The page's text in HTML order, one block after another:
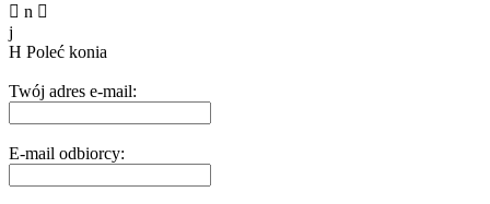
 n 
j
H Poleć konia
Twój adres e-mail:
E-mail odbiorcy: